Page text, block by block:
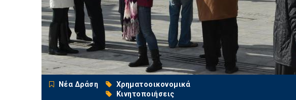
Νέα Δράση
Χρηματοοικονομικά
Κινητοποιήσεις